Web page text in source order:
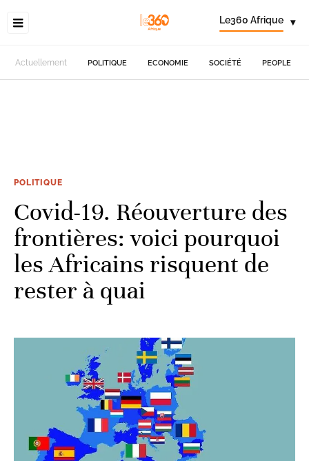
Le360 Afrique ▾
Actuellement POLITIQUE ECONOMIE SOCIÉTÉ PEOPLE
POLITIQUE
Covid-19. Réouverture des
frontières: voici pourquoi
les Africains risquent de
rester à quai